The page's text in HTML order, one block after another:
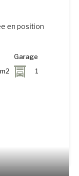
en position
m2
Garage
1